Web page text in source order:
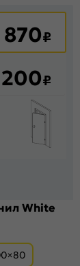
870₽
₽
White